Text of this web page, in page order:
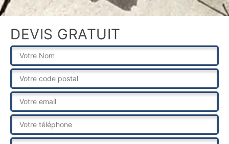
DEVIS GRATUIT